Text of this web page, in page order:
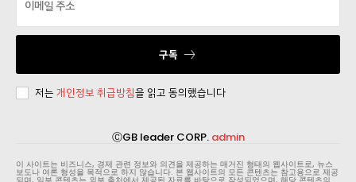
구독
저는 개인정보 취급방침을 읽고 동의했습니다
ⒸGB leader CORP. admin
이 사이트는 비즈니스, 경제 관련 정보와 의견을 제공하는 매거진 형태의 웹사이트로, 뉴스
보도나 여론 형성을 목적으로 하지 않습니다. 본 웹사이트의 모든 콘텐츠는 참고용으로 제공
되며, 일부 콘텐츠는 외부 출처에서 제공된 자료를 바탕으로 작성되었으며, 해당 콘텐츠의